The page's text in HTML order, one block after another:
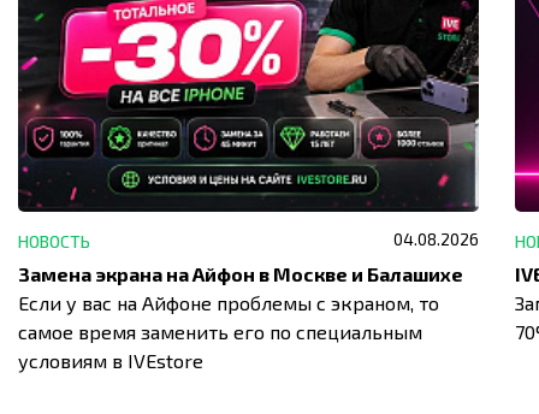
НОВОСТЬ 04.08.2026
Замена экрана на Айфон в Москве и Балашихе
Если у вас на Айфоне проблемы с экраном, то
самое время заменить его по специальным
условиям в IVEstore